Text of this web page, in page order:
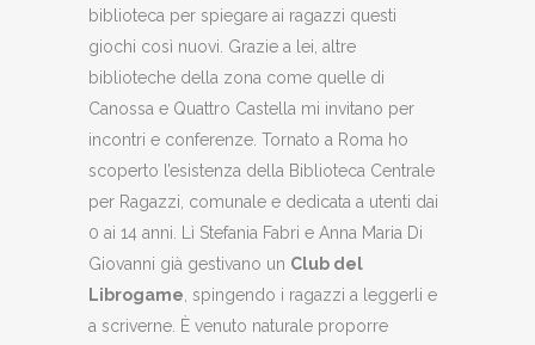
biblioteca per spiegare ai ragazzi questi
giochi così nuovi. Grazie a lei, altre
biblioteche della zona come quelle di
Canossa e Quattro Castella mi invitano per
incontri e conferenze. Tornato a Roma ho
scoperto l’esistenza della Biblioteca Centrale
per Ragazzi, comunale e dedicata a utenti dai
0 ai 14 anni. Lì Stefania Fabri e Anna Maria Di
Giovanni già gestivano un Club del
Librogame , spingendo i ragazzi a leggerli e
a scriverne. È venuto naturale proporre